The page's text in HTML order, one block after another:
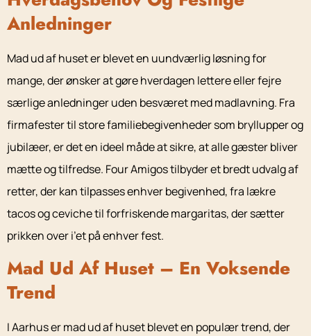
Anledninger
Mad ud af huset er blevet en uundværlig løsning for
mange, der ønsker at gøre hverdagen lettere eller fejre
særlige anledninger uden besværet med madlavning. Fra
firmafester til store familiebegivenheder som bryllupper og
jubilæer, er det en ideel måde at sikre, at alle gæster bliver
mætte og tilfredse. Four Amigos tilbyder et bredt udvalg af
retter, der kan tilpasses enhver begivenhed, fra lækre
tacos og ceviche til forfriskende margaritas, der sætter
prikken over i’et på enhver fest.
Mad Ud Af Huset – En Voksende
Trend
I Aarhus er mad ud af huset blevet en populær trend, der